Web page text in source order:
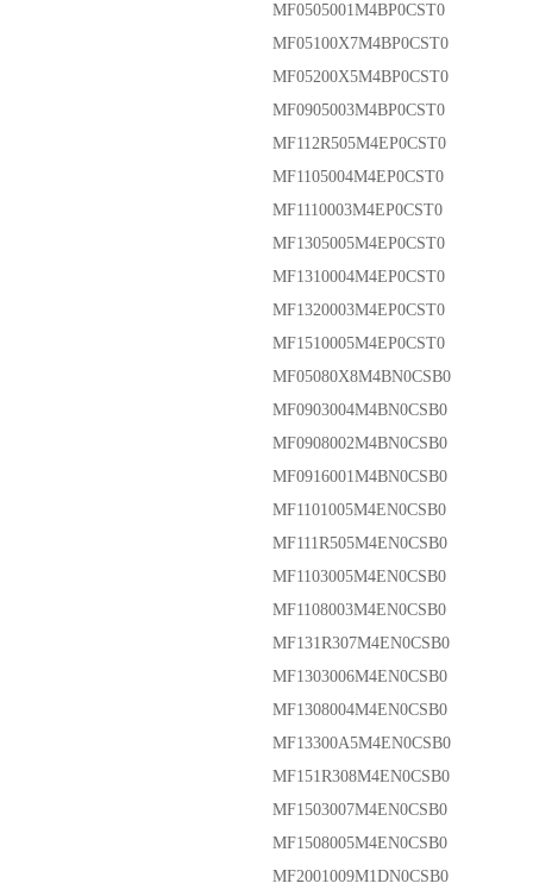
MF0505001M4BP0CST0
MF05100X7M4BP0CST0
MF05200X5M4BP0CST0
MF0905003M4BP0CST0
MF112R505M4EP0CST0
MF1105004M4EP0CST0
MF1110003M4EP0CST0
MF1305005M4EP0CST0
MF1310004M4EP0CST0
MF1320003M4EP0CST0
MF1510005M4EP0CST0
MF05080X8M4BN0CSB0
MF0903004M4BN0CSB0
MF0908002M4BN0CSB0
MF0916001M4BN0CSB0
MF1101005M4EN0CSB0
MF111R505M4EN0CSB0
MF1103005M4EN0CSB0
MF1108003M4EN0CSB0
MF131R307M4EN0CSB0
MF1303006M4EN0CSB0
MF1308004M4EN0CSB0
MF13300A5M4EN0CSB0
MF151R308M4EN0CSB0
MF1503007M4EN0CSB0
MF1508005M4EN0CSB0
MF2001009M1DN0CSB0